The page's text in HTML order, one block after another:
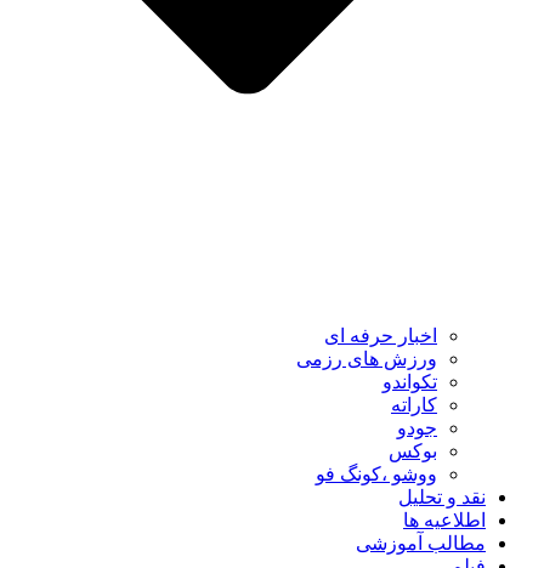
اخبار حرفه ای
ورزش های رزمی
تکواندو
کاراته
جودو
بوکس
ووشو ،کونگ فو
نقد و تحلیل
اطلاعیه ها
مطالب آموزشی